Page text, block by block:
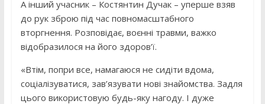
А інший учасник – Костянтин Дучак – уперше взяв
до рук зброю під час повномасштабного
вторгнення. Розповідає, воєнні травми, важко
відобразилося на його здоров’ї.
«Втім, попри все, намагаюся не сидіти вдома,
соціалізуватися, зав’язувати нові знайомства. Задля
цього використовую будь-яку нагоду. І дуже